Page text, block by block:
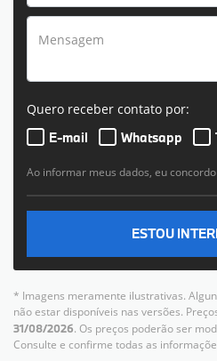
Quero receber contato por:
E-mail
Whatsapp
Ao informar meus dados, eu
ESTOU
* Imagens meramente ilustrativas.
não estar disponíveis nas versões.
31/08/2026. Os preços poderão ser
Consulte e confirme todas as